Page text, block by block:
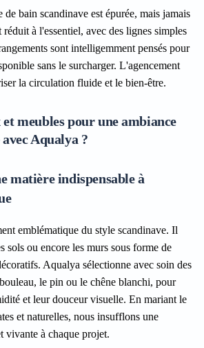
bain scandinave est épurée, mais jamais
à l'essentiel, avec des lignes simples
sont intelligemment pensés pour
sans le surcharger. L'agencement
la circulation fluide et le bien-être.
meubles pour une ambiance
Aqualya ?
matière indispensable à
emblématique du style scandinave. Il
sols ou encore les murs sous forme de
Aqualya sélectionne avec soin des
le pin ou le chêne blanchi, pour
et leur douceur visuelle. En mariant le
et naturelles, nous insufflons une
vivante à chaque projet.